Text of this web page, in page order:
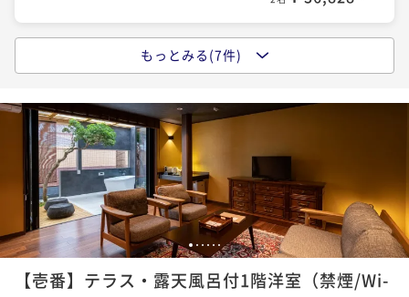
【グルメの達人】今が旬！冬季限定！ふぐの名勝・伊
二食付き 現地決済可 事前決済可
IN 15:00 - 19:00 OUT10:00
ポイント即利用で
最大7％OFF
2名 ¥ 92,070 ~
【井筒楼】１品プラス！旬の地魚会席とあつみ牛を堪
能「石焼ステーキ付きお糸路プラン」
二食付き 現地決済可 事前決済可
ポイント即利用で最大7％OFF
2名 ¥ 57,288 ~
ポイントアップ
【井筒楼】贅沢に海の恵みを堪能！至福の夕食「郷土
【井筒楼】【ご夕食無し】遅い時間からのご来館でも
ＯＫ！チェックイン２１時まで「朝食付きプラン」
朝食付き 現地決済可 事前決済可
ポイント即利用で最大7％OFF
2名 ¥ 42,966 ~
ポイントアップ
【井筒楼】旬を迎えた鮮度抜群の地魚や貝を存分に！
もっとみる(7件)
1 2 3 4 5 6
【壱番】テラス・露天風呂付1階洋室（禁煙/Wi-